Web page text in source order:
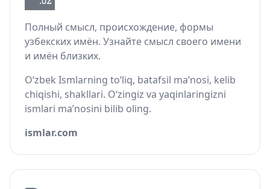
Полный смысл, происхождение, формы
узбекских имён. Узнайте смысл своего имени
и имён близких.
O‘zbek Ismlarning to‘liq, batafsil ma’nosi, kelib
chiqishi, shakllari. O‘zingiz va yaqinlaringizni
ismlari ma’nosini bilib oling.
ismlar.com